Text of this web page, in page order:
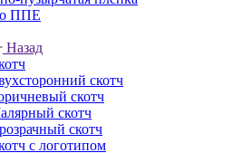
ППЕ
Назад
скотч
скотч
скотч
скотч
с логотипом